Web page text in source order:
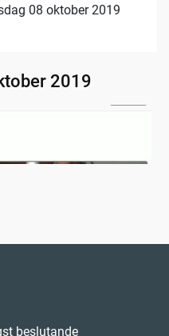
08 oktober 2019
2019
beslutande